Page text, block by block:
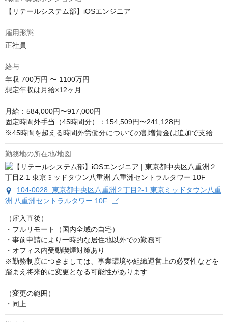
【リテールシステム部】iOSエンジニア
雇用形態
正社員
給与
年収 700万円 〜 1100万円
想定年収は月給×12ヶ月
月給：584,000円〜917,000円
固定時間外手当（45時間分）：154,509円〜241,128円
※45時間を超える時間外労働分についての割増賃金は追加で支給
勤務地の所在地/地図
104-0028 東京都中央区八重洲２丁目2-1 東京ミッドタウン八重
洲 八重洲セントラルタワー 10F
（雇入直後）
・フルリモート（国内全域の自宅）
・事前申請により一時的な居住地以外での勤務可
・オフィス内受動喫煙対策あり
※勤務制度につきましては、事業環境や組織運営上の必要性などを
踏まえ将来的に変更となる可能性があります
（変更の範囲）
・同上